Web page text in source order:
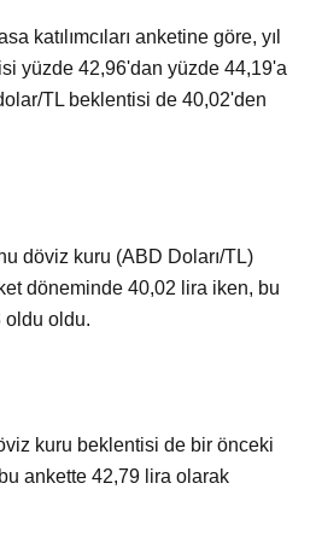
katılımcıları anketine göre, yıl
yüzde 42,96'dan yüzde 44,19'a
TL beklentisi de 40,02'den
döviz kuru (ABD Doları/TL)
döneminde 40,02 lira iken, bu
oldu oldu.
kuru beklentisi de bir önceki
ankette 42,79 lira olarak